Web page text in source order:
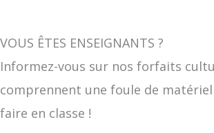
VOUS ÊTES ENSEIGNANTS ?
Informez-vous sur nos forfaits
comprennent une foule de
faire en classe !